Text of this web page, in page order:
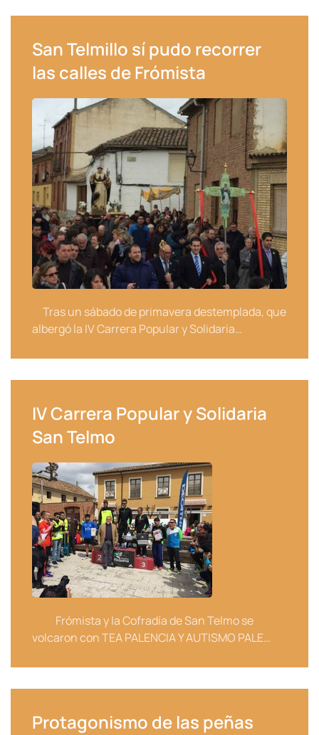
San Telmillo sí pudo recorrer
las calles de Frómista
Tras un sábado de primavera destemplada, que
albergó la IV Carrera Popular y Solidaria…
IV Carrera Popular y Solidaria
San Telmo
Frómista y la Cofradía de San Telmo se
volcaron con TEA PALENCIA Y AUTISMO PALE…
Protagonismo de las peñas